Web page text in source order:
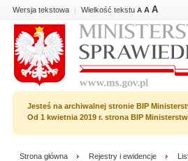
Wersja tekstowa | Wielkość tekstu A A A
Jesteś na archiwalnej stronie BIP
Od 1 kwietnia 2019 r. strona BIP
Strona główna Rejestry i ewidencje